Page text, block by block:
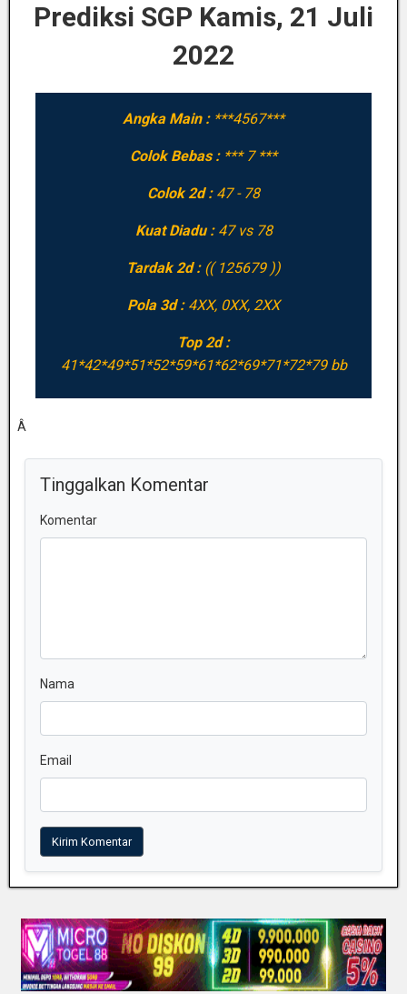
Prediksi SGP Kamis, 21 Juli
2022
Angka Main : ***4567***
Colok Bebas : *** 7 ***
Colok 2d : 47 - 78
Kuat Diadu : 47 vs 78
Tardak 2d : (( 125679 ))
Pola 3d : 4XX, 0XX, 2XX
Top 2d :
41*42*49*51*52*59*61*62*69*71*72*79 bb
Â
Tinggalkan Komentar
Komentar
Nama
Email
Kirim Komentar